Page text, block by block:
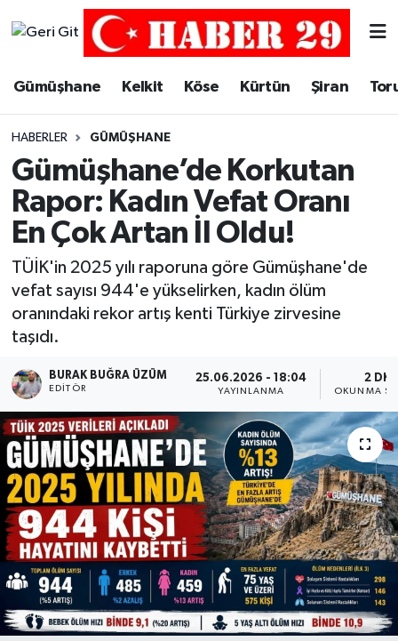
Gümüşhane Kelkit Köse Kürtün Şiran
HABERLER GÜMÜŞHANE
Gümüşhane’de Korkutan
Rapor: Kadın Vefat Oranı
En Çok Artan İl Oldu!
TÜİK'in 2025 yılı raporuna göre Gümüşhane'de
vefat sayısı 944'e yükselirken, kadın ölüm
oranındaki rekor artış kenti Türkiye zirvesine
taşıdı.
BURAK BUĞRA ÜZÜM
EDITÖR
25.06.2026 - 18:04
YAYINLANMA
2 DK
OKUNMA
Merkez Trafik Yoğunluk Haritası
Süper Lig Puan Durumu ve Fikstür
Tüm Manşetler
Son Dakika Haberleri
Haber Arşivi